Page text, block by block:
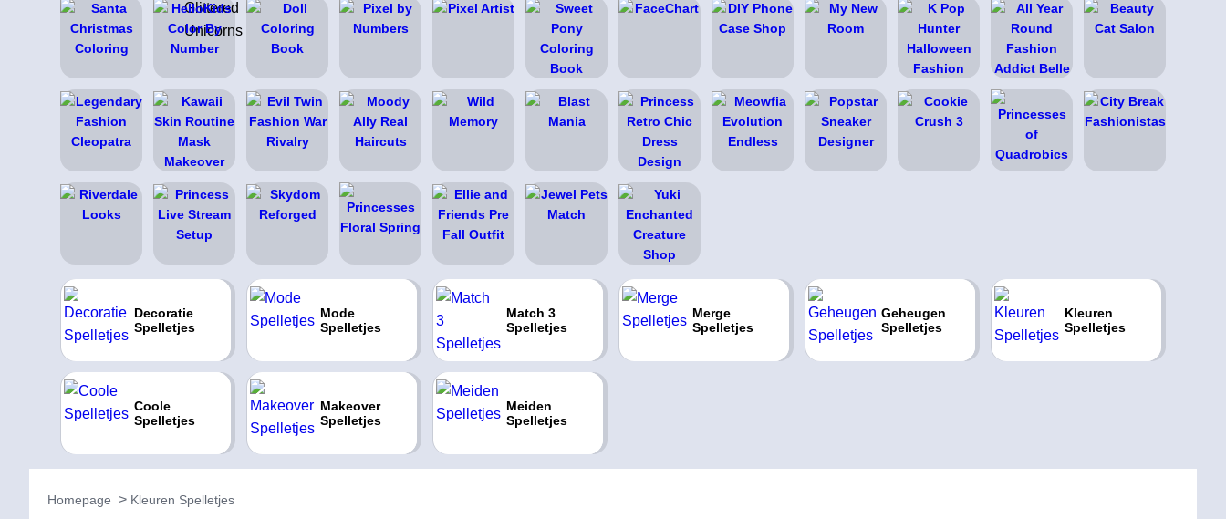
Decoratie
Spelletjes
Mode
Spelletjes
Match 3
Spelletjes
Merge
Spelletjes
Geheugen
Spelletjes
Kleuren
Spelletjes
Coole
Spelletjes
Makeover
Spelletjes
Meiden
Spelletjes
Homepage Kleuren Spelletjes